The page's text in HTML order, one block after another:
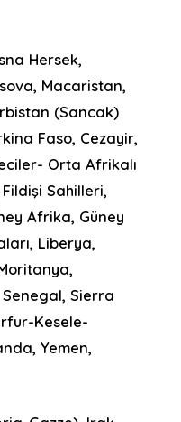
Hersek,
Macaristan,
(Sancak)
Faso, Cezayir,
Orta Afrikalı
Sahilleri,
Afrika, Güney
Liberya,
Sierra
Kesele-
Yemen,